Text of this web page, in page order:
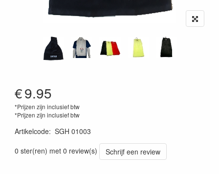
€9.95
*Prijzen zijn inclusief btw
*Prijzen zijn inclusief btw
Artikelcode: SGH 01003
0 ster(ren) met 0 review(s)
Schrijf een review